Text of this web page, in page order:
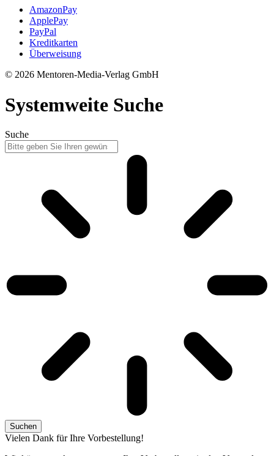
AmazonPay
ApplePay
PayPal
Kreditkarten
Überweisung
© 2026 Mentoren-Media-Verlag GmbH
Systemweite Suche
Suche
Suchen
Vielen Dank für Ihre Vorbestellung!